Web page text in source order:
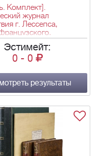
Комплект].
журнал
г. Лессепса,
при графе
в должности
переводчика : Со
Камчатской
он оставил
фрегаты, до
года]. Journal
du voyage de M. de
de France,
l'expédition de M. le
la Pérouse, en qualité
du roi : depuis l'instant
Эстимейт:
0 -0
результаты